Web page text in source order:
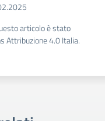
articolo è stato
Attribuzione 4.0 Italia.